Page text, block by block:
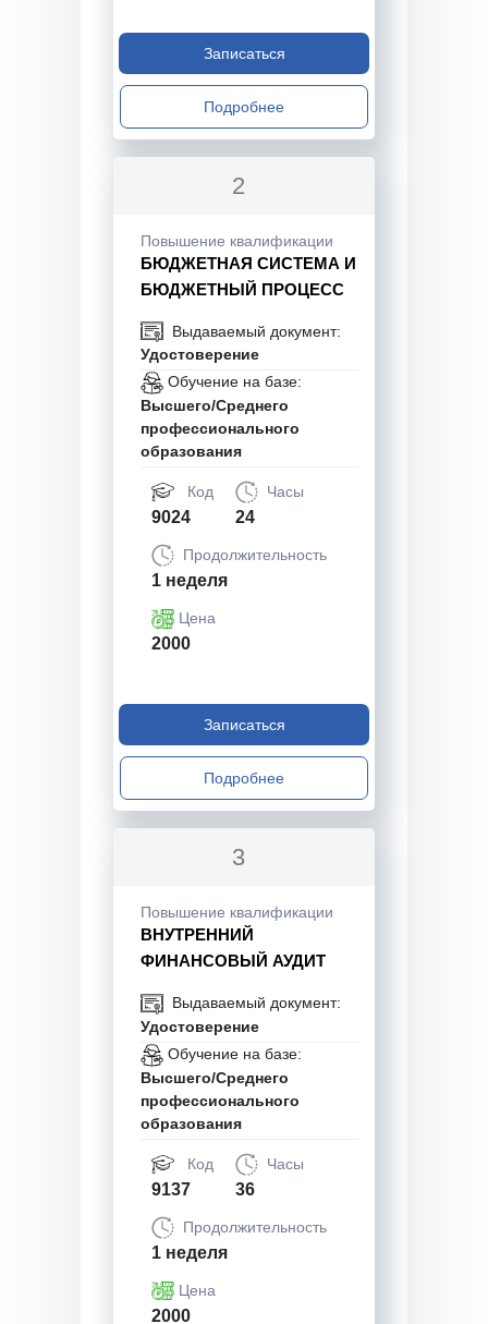
Записаться
Подробнее
2
Повышение квалификации
БЮДЖЕТНАЯ СИСТЕМА И
БЮДЖЕТНЫЙ ПРОЦЕСС
Выдаваемый документ:
Удостоверение
Обучение на базе:
Высшего/Среднего
профессионального
образования
Код
9024
Часы
24
Продолжительность
1 неделя
Цена
2000
Записаться
Подробнее
3
Повышение квалификации
ВНУТРЕННИЙ
ФИНАНСОВЫЙ АУДИТ
Выдаваемый документ:
Удостоверение
Обучение на базе:
Высшего/Среднего
профессионального
образования
Код
9137
Часы
36
Продолжительность
1 неделя
Цена
2000